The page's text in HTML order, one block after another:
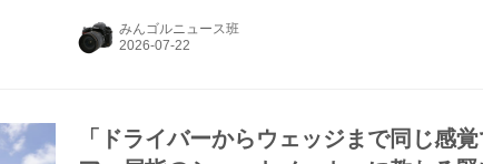
みんゴルニュース班
「ドライバーからウェッジまで同じ感